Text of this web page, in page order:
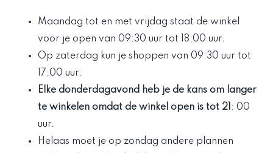
Maandag tot en met vrijdag staat de winkel
voor je open van 09:30 uur tot 18:00 uur.
Op zaterdag kun je shoppen van 09:30 uur tot
17:00 uur.
Elke donderdagavond heb je de kans om langer
te winkelen omdat de winkel open is tot 21: 00
uur.
Helaas moet je op zondag andere plannen